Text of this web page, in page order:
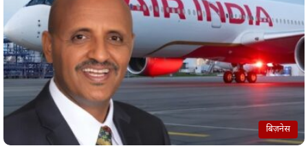
बिज़नेस